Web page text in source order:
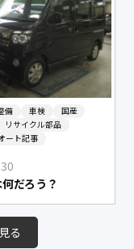
備 車検
国産
リサイクル部品
ート記事
だろう？
る